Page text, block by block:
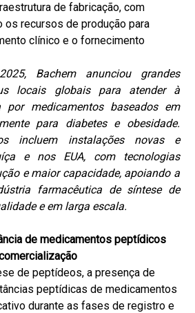
de fabricação, com
os recursos de produção para
clínico e o fornecimento
Bachem anunciou grandes
locais globais para atender à
por medicamentos baseados em
para diabetes e obesidade.
incluem instalações novas e
e nos EUA, com tecnologias
e maior capacidade, apoiando a
farmacêutica de síntese de
e em larga escala.
de medicamentos peptídicos
de peptídeos, a presença de
peptídicas de medicamentos
durante as fases de registro e